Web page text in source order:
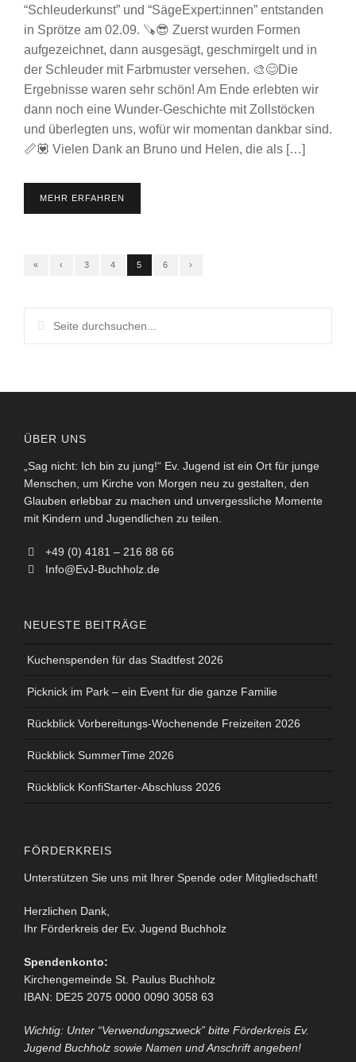
“Schleuderkunst” und “SägeExpert:innen” entstanden
in Sprötze am 02.09. 🪚😎 Zuerst wurden Formen
aufgezeichnet, dann ausgesägt, geschmirgelt und in
der Schleuder mit Farbmuster versehen. 🎨😊Die
Ergebnisse waren sehr schön! Am Ende erlebten wir
dann noch eine Wunder-Geschichte mit Zollstöcken
und überlegten uns, wofür wir momentan dankbar sind.
📏💟 Vielen Dank an Bruno und Helen, die als […]
MEHR ERFAHREN
« ‹ 3 4 5 6 ›
ÜBER UNS
„Sag nicht: Ich bin zu jung!“ Ev. Jugend ist ein Ort für junge
Menschen, um Kirche von Morgen neu zu gestalten, den
Glauben erlebbar zu machen und unvergessliche Momente
mit Kindern und Jugendlichen zu teilen.
+49 (0) 4181 – 216 88 66
Info@EvJ-Buchholz.de
NEUESTE BEITRÄGE
Kuchenspenden für das Stadtfest 2026
Picknick im Park – ein Event für die ganze Familie
Rückblick Vorbereitungs-Wochenende Freizeiten 2026
Rückblick SummerTime 2026
Rückblick KonfiStarter-Abschluss 2026
FÖRDERKREIS
Unterstützen Sie uns mit Ihrer Spende oder Mitgliedschaft!
Herzlichen Dank,
Ihr Förderkreis der Ev. Jugend Buchholz
Spendenkonto:
Kirchengemeinde St. Paulus Buchholz
IBAN: DE25 2075 0000 0090 3058 63
Wichtig: Unter “Verwendungszweck” bitte Förderkreis Ev.
Jugend Buchholz sowie Namen und Anschrift angeben!